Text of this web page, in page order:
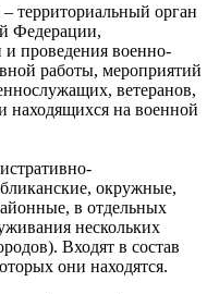
территориальный орган
Федерации,
и проведения военно-
работы, мероприятий
ветеранов,
находящихся на военной
окружные,
в отдельных
нескольких
Входят в состав
они находятся.